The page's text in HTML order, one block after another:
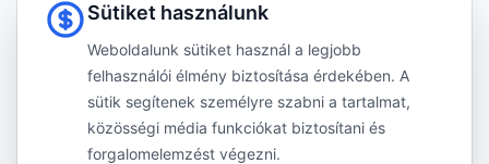
Sütiket használunk
Weboldalunk sütiket használ a legjobb
felhasználói élmény biztosítása érdekében. A
sütik segítenek személyre szabni a tartalmat,
közösségi média funkciókat biztosítani és
forgalomelemzést végezni.